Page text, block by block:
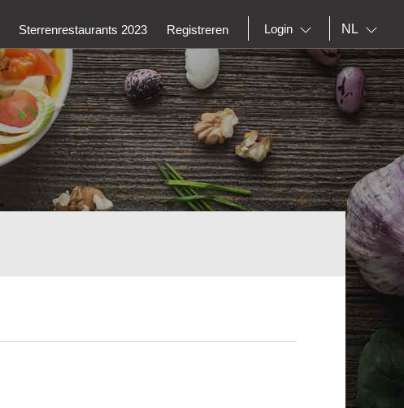
Sterrenrestaurants 2023 Registreren Login NL